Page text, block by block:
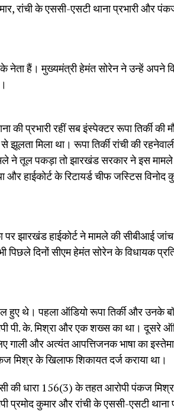
रांची के एससी-एसटी थाना प्रभारी और
नेता हैं। मुख्यमंत्री हेमंत सोरेन ने उन्हें अपने
की प्रभारी रहीं सब इंस्पेक्टर रूपा तिर्की की
मिला था। रूपा तिर्की रांची की
ने तूल पकड़ा तो झारखंड सरकार ने इस
हाईकोर्ट के रिटायर्ड चीफ जस्टिस विनोद
पर झारखंड हाईकोर्ट ने मामले की सीबीआई
पिछले दिनों सीएम हेमंत सोरेन के विधायक
हुए थे। पहला ऑडियो रूपा तिर्की और उनके
पी. के. मिश्रा और एक शख्स का था। दूसरे
गाली और अत्यंत आपत्तिजनक भाषा का
मिश्र के खिलाफ शिकायत दर्ज कराया था।
की धारा 156(3) के तहत आरोपी पंकज
प्रमोद कुमार और रांची के एससी-एसटी थाना